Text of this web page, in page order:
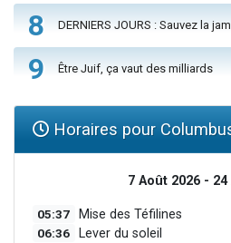
8 DERNIERS JOURS : Sauvez la
9 Être Juif, ça vaut des milliards
Horaires pour
7 Août 2026 - 24
05:37 Mise des Téfilines
06:36 Lever du soleil